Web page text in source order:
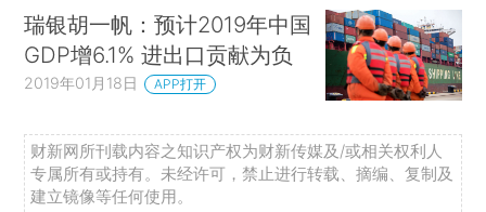
瑞银胡一帆：预计2019年中国
GDP增6.1% 进出口贡献为负
2019年01月18日 APP打开
财新网所刊载内容之知识产权为财新传媒及/或相关权利人
专属所有或持有。未经许可，禁止进行转载、摘编、复制及
建立镜像等任何使用。